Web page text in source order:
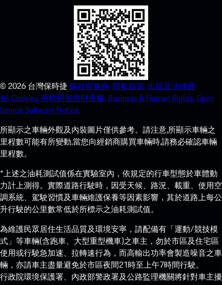
© 2026 台灣保時捷 條款與條件.隱私政策. 出版及法律通
知.Cookies.商標與智慧財產權. Business & Human Rights.Open
Source Software Notice.
所顯示之車輛外觀及內裝圖片僅供參考。請注意,所顯示車輛之
里程數可能有所變動,當您向經銷商購買車輛時,請務必確認車輛
里程數。
*上述之油耗測試值係在實驗室內，依規定的行車型態於車體動
力計上測得。實際道路行駛時，因受天候、路況、載重、使用空
調系統、駕駛習慣及車輛維護保養等因素影響，其於道路上每公
升行駛的公里數常低於所標示之油耗測試值。
為維護民眾居住生活品質及環境安寧，請配備有「運動/競技模
式」等車輛(含跑車、大型重型機車)之車主，勿於市區及住宅區
使用或行駛急加速、拉轉速行為，而高輸出功率會製造噪音之車
輛，亦請車主盡量避免於市區夜間21時至上午7時間行駛。
行政院環境保護署、內政部警政署及公路監理機關將針對車主擾